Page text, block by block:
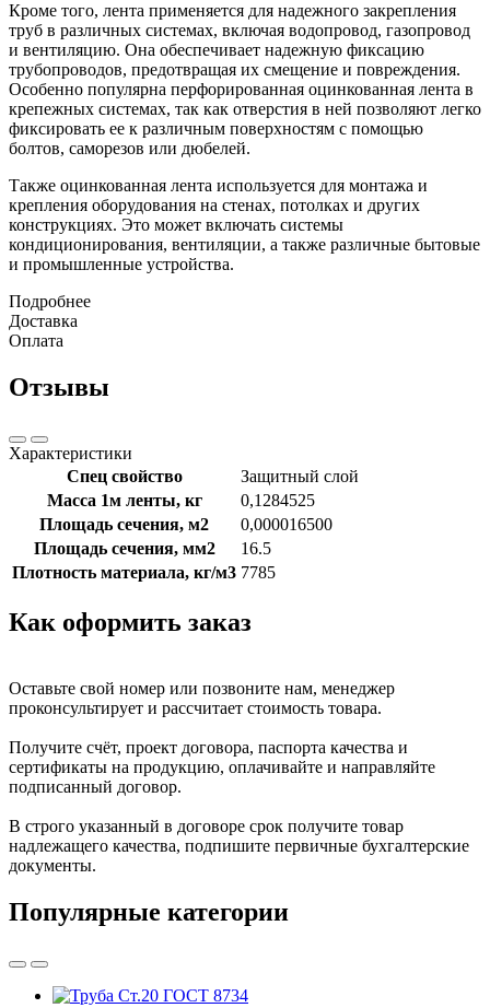
Кроме того, лента применяется для надежного закрепления
труб в различных системах, включая водопровод, газопровод
и вентиляцию. Она обеспечивает надежную фиксацию
трубопроводов, предотвращая их смещение и повреждения.
Особенно популярна перфорированная оцинкованная лента в
крепежных системах, так как отверстия в ней позволяют легко
фиксировать ее к различным поверхностям с помощью
болтов, саморезов или дюбелей.
Также оцинкованная лента используется для монтажа и
крепления оборудования на стенах, потолках и других
конструкциях. Это может включать системы
кондиционирования, вентиляции, а также различные бытовые
и промышленные устройства.
Подробнее
Доставка
Оплата
Отзывы
Характеристики
Спец свойство
Защитный слой
Масса 1м ленты, кг
0,1284525
Площадь сечения, м2
0,000016500
Площадь сечения, мм2
16.5
Плотность материала, кг/м3 7785
Как оформить заказ
Оставьте свой номер или позвоните нам, менеджер
проконсультирует и рассчитает стоимость товара.
Получите счёт, проект договора, паспорта качества и
сертификаты на продукцию, оплачивайте и направляйте
подписанный договор.
В строго указанный в договоре срок получите товар
надлежащего качества, подпишите первичные бухгалтерские
документы.
Популярные категории